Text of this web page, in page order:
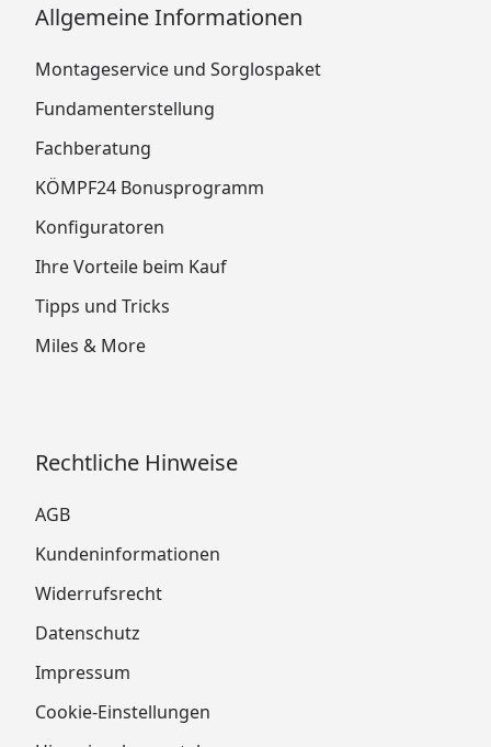
Allgemeine Informationen
Montageservice und Sorglospaket
Fundamenterstellung
Fachberatung
KÖMPF24 Bonusprogramm
Konfiguratoren
Ihre Vorteile beim Kauf
Tipps und Tricks
Miles & More
Rechtliche Hinweise
AGB
Kundeninformationen
Widerrufsrecht
Datenschutz
Impressum
Cookie-Einstellungen